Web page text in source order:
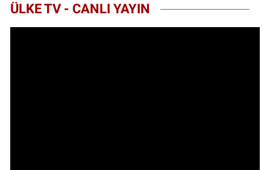
ÜLKE TV - CANLI YAYIN